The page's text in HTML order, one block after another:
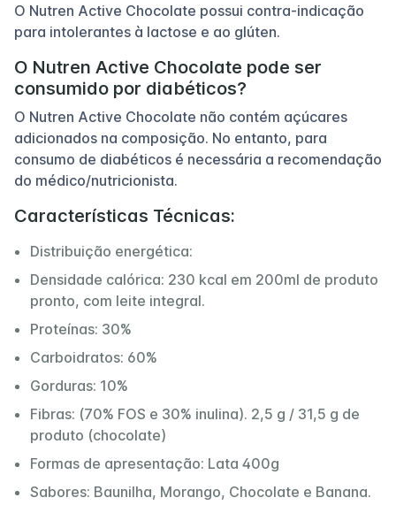
O Nutren Active Chocolate possui contra-indicação
para intolerantes à lactose e ao glúten.
O Nutren Active Chocolate pode ser
consumido por diabéticos?
O Nutren Active Chocolate não contém açúcares
adicionados na composição. No entanto, para
consumo de diabéticos é necessária a recomendação
do médico/nutricionista.
Características Técnicas:
Distribuição energética:
Densidade calórica: 230 kcal em 200ml de produto
pronto, com leite integral.
Proteínas: 30%
Carboidratos: 60%
Gorduras: 10%
Fibras: (70% FOS e 30% inulina). 2,5 g / 31,5 g de
produto (chocolate)
Formas de apresentação: Lata 400g
Sabores: Baunilha, Morango, Chocolate e Banana.